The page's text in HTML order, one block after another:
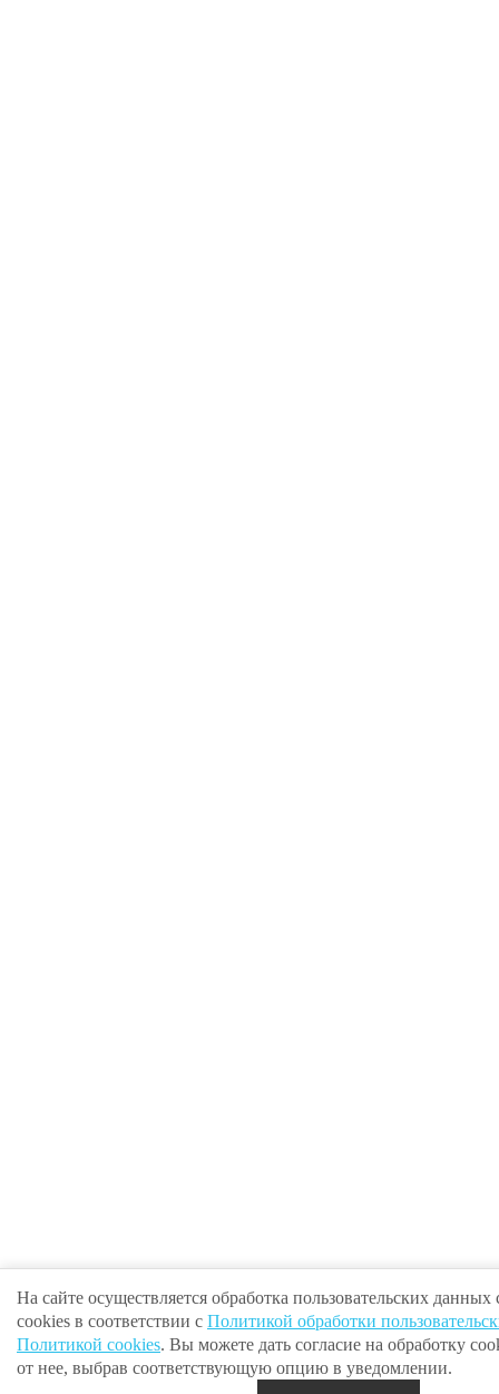
На сайте осуществляется обработка пользовательских
cookies в соответствии с Политикой обработки
Политикой cookies. Вы можете дать согласие на обработку
от нее, выбрав соответствующую опцию в уведомлении.